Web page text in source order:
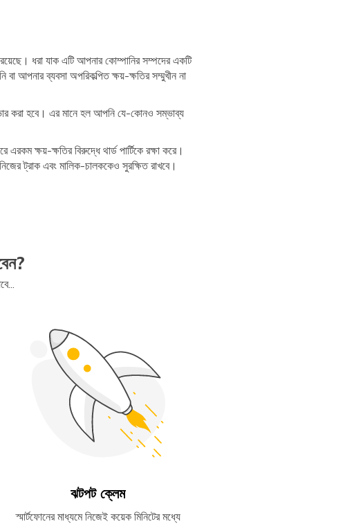
ধরা যাক এটি আপনার কোম্পানির সম্পদের একটি
আপনার ব্যবসা অপরিকল্পিত ক্ষয়-ক্ষতির সম্মুখীন না
করা হবে। এর মানে হল আপনি যে-কোনও সম্ভাব্য
ক্ষয়-ক্ষতির বিরুদ্ধে থার্ড পার্টিকে রক্ষা করে।
ট্রাক এবং মালিক-চালককেও সুরক্ষিত রাখবে।
ঝটপট ক্লেম
স্মার্টফোনের মাধ্যমে নিজেই কয়েক মিনিটের মধ্যে